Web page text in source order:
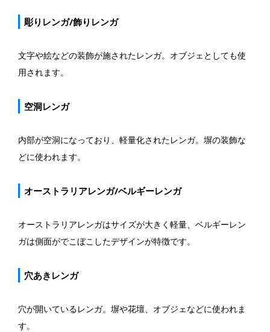
彫りレンガ/飾りレンガ
文字や絵などの装飾が施されたレンガ。オブジェとしても使
用されます。
空洞レンガ
内部が空洞になっており、軽量化されたレンガ。塀の装飾な
どに使われます。
オーストラリアレンガ/ベルギーレンガ
オーストラリアレンガはサイズが大きく軽量、ベルギーレン
ガは側面がでこぼこしたデザインが特徴です。
穴あきレンガ
穴が開いているレンガ。塀や花壇、オブジェなどに使われま
す。